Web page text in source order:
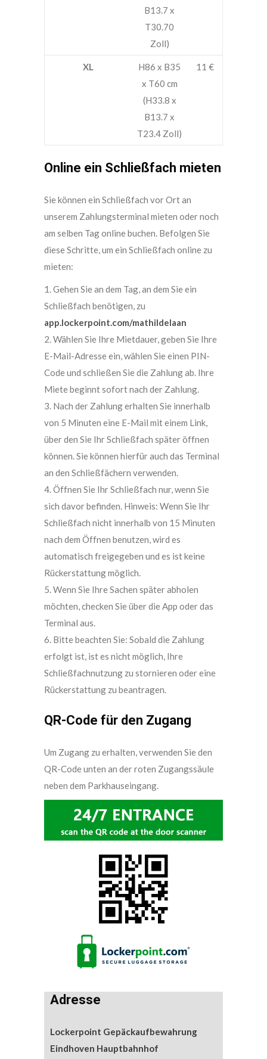
B13.7 x
T30.70
Zoll)
XL
H86 x B35
x T60 cm
(H33.8 x
B13.7 x
T23.4 Zoll)
11 €
Online ein Schließfach mieten
Sie können ein Schließfach vor Ort an
unserem Zahlungsterminal mieten oder noch
am selben Tag online buchen. Befolgen Sie
diese Schritte, um ein Schließfach online zu
mieten:
1. Gehen Sie an dem Tag, an dem Sie ein
Schließfach benötigen, zu
app.lockerpoint.com/mathildelaan
2. Wählen Sie Ihre Mietdauer, geben Sie Ihre
E-Mail-Adresse ein, wählen Sie einen PIN-
Code und schließen Sie die Zahlung ab. Ihre
Miete beginnt sofort nach der Zahlung.
3. Nach der Zahlung erhalten Sie innerhalb
von 5 Minuten eine E-Mail mit einem Link,
über den Sie Ihr Schließfach später öffnen
können. Sie können hierfür auch das Terminal
an den Schließfächern verwenden.
4. Öffnen Sie Ihr Schließfach nur, wenn Sie
sich davor befinden. Hinweis: Wenn Sie Ihr
Schließfach nicht innerhalb von 15 Minuten
nach dem Öffnen benutzen, wird es
automatisch freigegeben und es ist keine
Rückerstattung möglich.
5. Wenn Sie Ihre Sachen später abholen
möchten, checken Sie über die App oder das
Terminal aus.
6. Bitte beachten Sie: Sobald die Zahlung
erfolgt ist, ist es nicht möglich, Ihre
Schließfachnutzung zu stornieren oder eine
Rückerstattung zu beantragen.
QR-Code für den Zugang
Um Zugang zu erhalten, verwenden Sie den
QR-Code unten an der roten Zugangssäule
neben dem Parkhauseingang.
Adresse
Lockerpoint Gepäckaufbewahrung
Eindhoven Hauptbahnhof